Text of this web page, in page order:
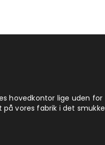
hovedkontor lige uden for
vores fabrik i det smukke